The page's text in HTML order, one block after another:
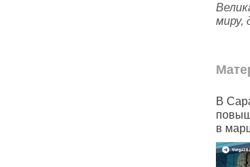
миру,
В Саратове очередное
повышение цен на проезд
в маршрутках: до 48 рублей